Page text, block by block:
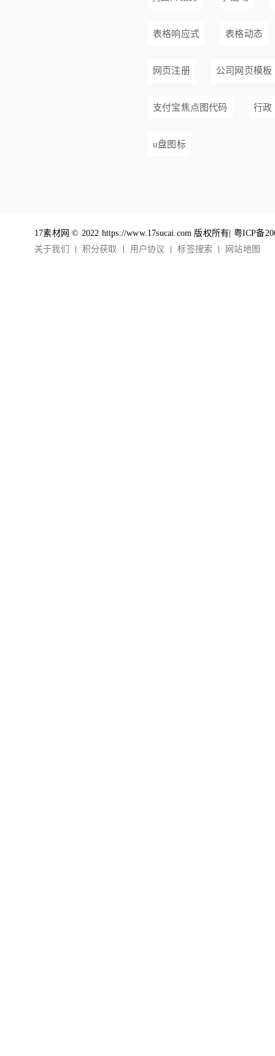
表格响应式 表格动态
网页注册 公司网页模板
支付宝焦点图代码 行政
u盘图标
17素材网 © 2022 https://www.17sucai.com 版权所有| 粤ICP备
关于我们
积分获取 用户协议 标签搜索 网站地图